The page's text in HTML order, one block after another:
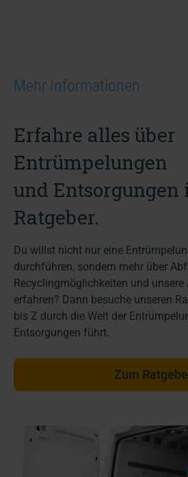
Mehr Informationen
Erfahre alles über
Entrümpelungen
und Entsorgungen
Ratgeber.
Du willst nicht nur eine
durchführen, sondern mehr über
Recyclingmöglichkeiten und unsere
erfahren? Dann besuche unseren
bis Z durch die Welt der
Entsorgungen führt.
Zum